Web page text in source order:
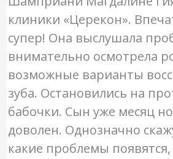
клиники «Церекон».
супер! Она выслушала
внимательно осмотрела
возможные варианты
зуба. Остановились на
бабочки. Сын уже месяц
доволен. Однозначно
какие проблемы